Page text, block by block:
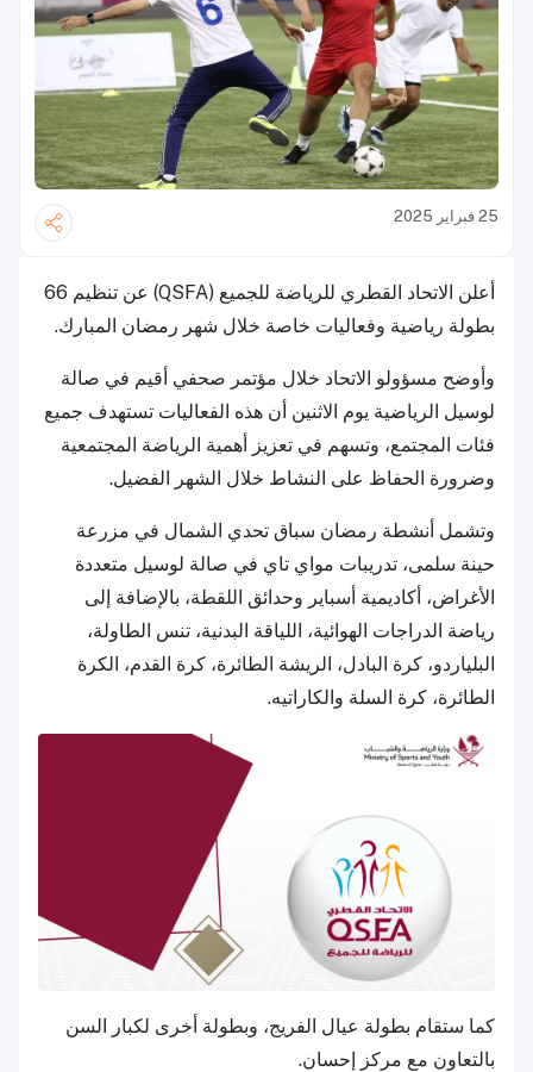
25 فبراير 2025
أعلن الاتحاد القطري للرياضة للجميع (QSFA) عن تنظيم 66
بطولة رياضية وفعاليات خاصة خلال شهر رمضان المبارك.
وأوضح مسؤولو الاتحاد خلال مؤتمر صحفي أقيم في صالة
لوسيل الرياضية يوم الاثنين أن هذه الفعاليات تستهدف جميع
فئات المجتمع، وتسهم في تعزيز أهمية الرياضة المجتمعية
وضرورة الحفاظ على النشاط خلال الشهر الفضيل.
وتشمل أنشطة رمضان سباق تحدي الشمال في مزرعة
حينة سلمى، تدريبات مواي تاي في صالة لوسيل متعددة
الأغراض، أكاديمية أسباير وحدائق اللقطة، بالإضافة إلى
رياضة الدراجات الهوائية، اللياقة البدنية، تنس الطاولة،
البلياردو، كرة البادل، الريشة الطائرة، كرة القدم، الكرة
الطائرة، كرة السلة والكاراتيه.
كما ستقام بطولة عيال الفريج، وبطولة أخرى لكبار السن
بالتعاون مع مركز إحسان.